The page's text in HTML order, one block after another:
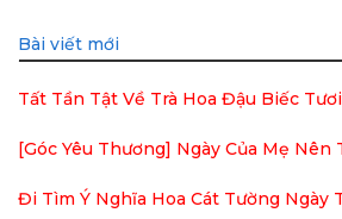
Bài viết mới
Tất Tần Tật Về Trà Hoa Đậu Biếc
[Góc Yêu Thương] Ngày Của Mẹ Nên
Đi Tìm Ý Nghĩa Hoa Cát Tường Ngày